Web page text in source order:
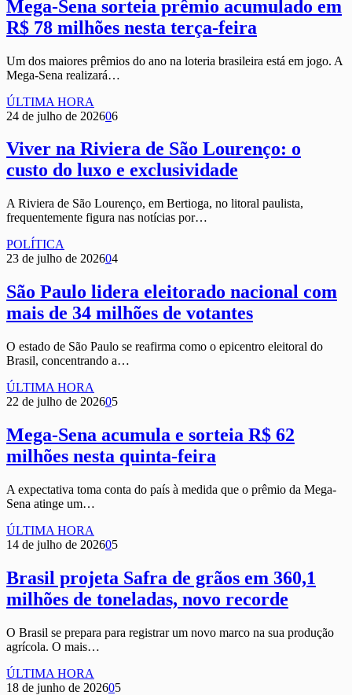
Mega-Sena sorteia prêmio acumulado em
R$ 78 milhões nesta terça-feira
Um dos maiores prêmios do ano na loteria brasileira está em jogo. A
Mega-Sena realizará…
ÚLTIMA HORA
24 de julho de 202606
Viver na Riviera de São Lourenço: o
custo do luxo e exclusividade
A Riviera de São Lourenço, em Bertioga, no litoral paulista,
frequentemente figura nas notícias por…
POLÍTICA
23 de julho de 202604
São Paulo lidera eleitorado nacional com
mais de 34 milhões de votantes
O estado de São Paulo se reafirma como o epicentro eleitoral do
Brasil, concentrando a…
ÚLTIMA HORA
22 de julho de 202605
Mega-Sena acumula e sorteia R$ 62
milhões nesta quinta-feira
A expectativa toma conta do país à medida que o prêmio da Mega-
Sena atinge um…
ÚLTIMA HORA
14 de julho de 202605
Brasil projeta Safra de grãos em 360,1
milhões de toneladas, novo recorde
O Brasil se prepara para registrar um novo marco na sua produção
agrícola. O mais…
ÚLTIMA HORA
18 de junho de 202605